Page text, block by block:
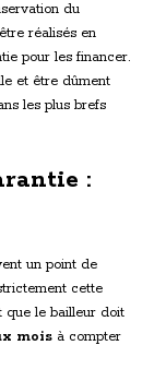
du
réalisés en
pour les financer.
et être dûment
les plus brefs
:
un point de
cette
que le bailleur doit
mois à compter